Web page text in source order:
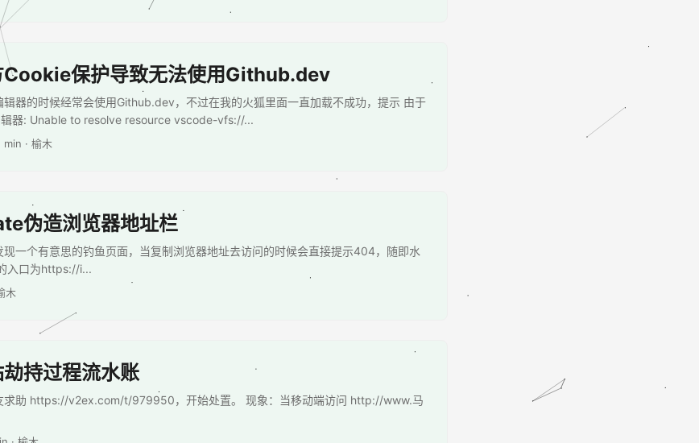
Cookie保护导致无法使用Github.dev
器的时候经常会使用Github.dev，不过在我的火狐里面一直加载不成功，提示 由于
辑器: Unable to resolve resource vscode-vfs://...
min · 榆木
伪造浏览器地址栏
一个有意思的钓鱼页面，当复制浏览器地址去访问的时候会直接提示404，随即水
入口为https://i...
木
持过程流水账
求助 https://v2ex.com/t/979950，开始处置。 现象：当移动端访问 http://www.马